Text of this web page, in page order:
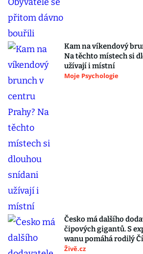
Kam na víkendový
Na těchto místech si
užívají i místní
Moje Psychologie
Česko má dalšího
čipových gigantů. S
wanu pomáhá rodilý
Živě.cz